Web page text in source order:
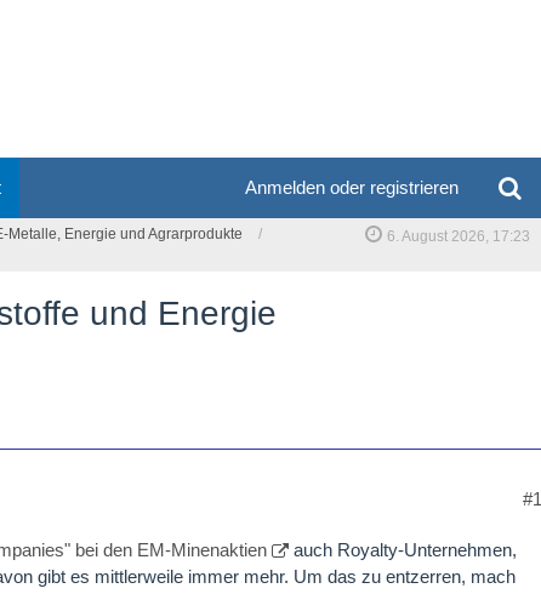
Anmelden oder registrieren
Metalle, Energie und Agrarprodukte
6. August 2026, 17:23
und Energie
#1
bei den EM-Minenaktien
auch Royalty-Unternehmen,
gibt es mittlerweile immer mehr. Um das zu entzerren, mach